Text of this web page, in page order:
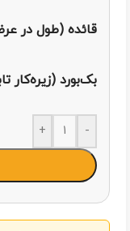
قائده (طول در
بک‌بورد (زیره‌کار
-
+